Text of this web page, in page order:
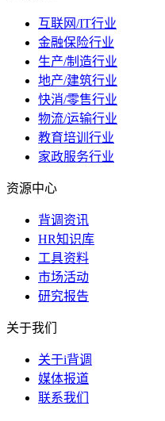
互联网/IT行业
金融保险行业
生产/制造行业
地产/建筑行业
快消/零售行业
物流/运输行业
教育培训行业
家政服务行业
资源中心
背调资讯
HR知识库
工具资料
市场活动
研究报告
关于我们
关于i背调
媒体报道
联系我们